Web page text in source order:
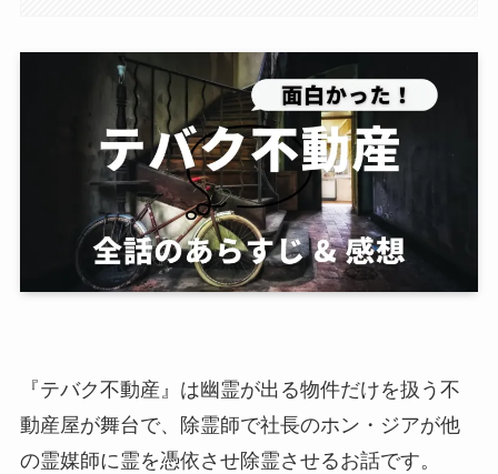
『テバク不動産』は幽霊が出る物件だけを扱う不
動産屋が舞台で、除霊師で社長のホン・ジアが他
の霊媒師に霊を憑依させ除霊させるお話です。